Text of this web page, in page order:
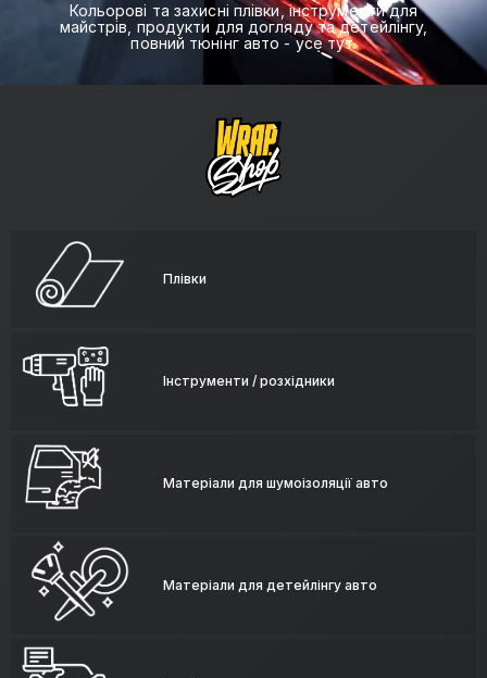
Кольорові та захисні плівки, інструменти для
майстрів, продукти для догляду та детейлінгу,
повний тюнінг авто - усе тут.
Плівки
Інструменти / розхідники
Матеріали для шумоізоляції авто
Матеріали для детейлінгу авто